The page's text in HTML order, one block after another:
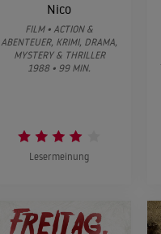
Nico
FILM • ACTION &
ABENTEUER, KRIMI, DRAMA,
MYSTERY & THRILLER
1988 • 99 MIN.
Lesermeinung